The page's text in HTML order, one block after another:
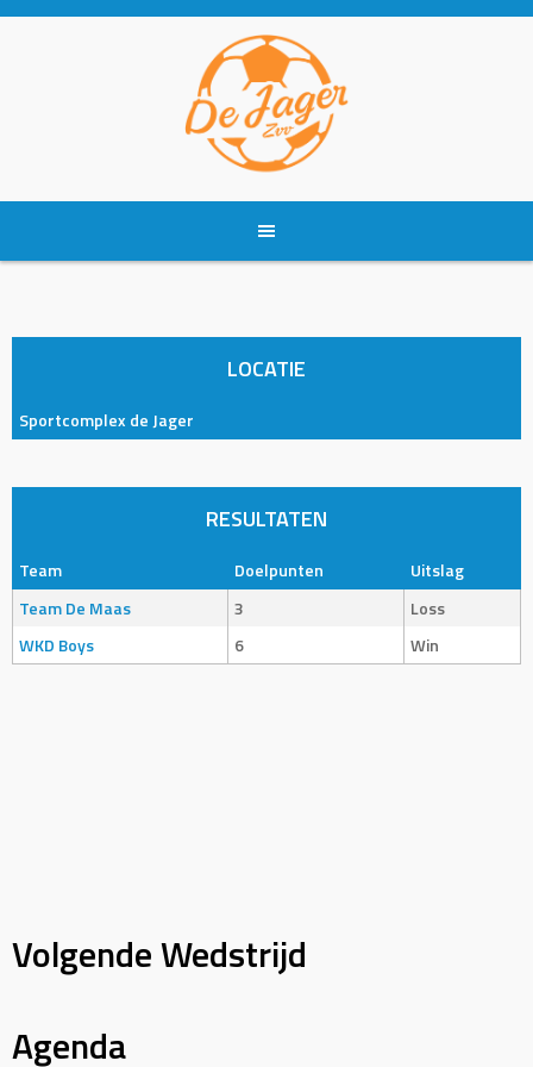
Skip
LOCATIE
Sportcomplex de Jager
RESULTATEN
Team Doelpunten
Uitslag
Team De Maas
3
Loss
WKD Boys
6 Win
Volgende Wedstrijd
Agenda